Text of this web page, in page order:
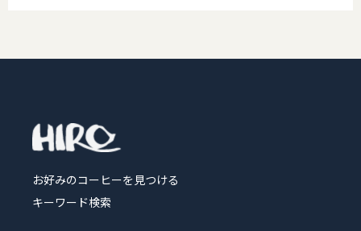
お好みのコーヒーを見つける
キーワード検索